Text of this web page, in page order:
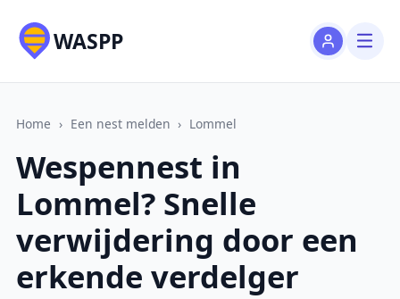
WASPP
Home › Een nest melden › Lommel
Wespennest in
Lommel? Snelle
verwijdering door een
erkende verdelger